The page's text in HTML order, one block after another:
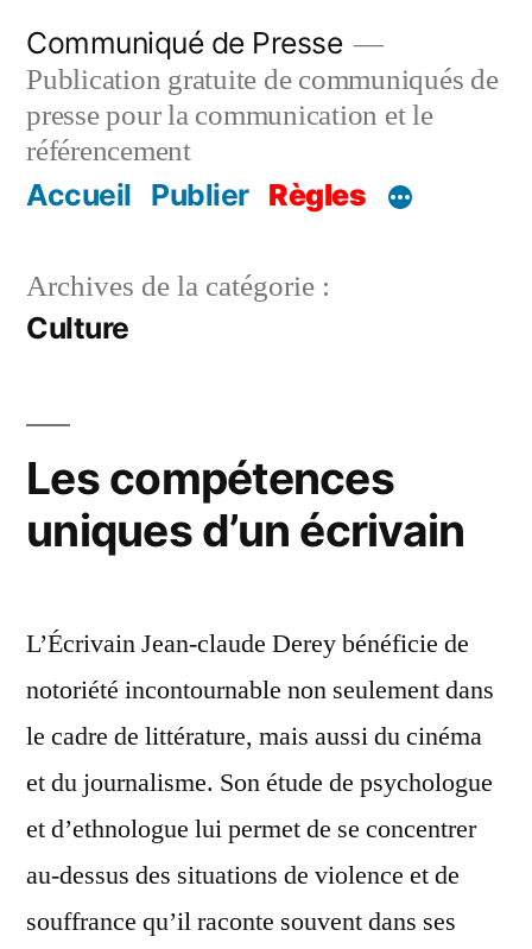
contenu
Communiqué de Presse
Publication gratuite de communiqués de
presse pour la communication et le
référencement
Accueil Publier Règles
Archives de la catégorie :
Culture
Les compétences
uniques d’un écrivain
L’Écrivain Jean-claude Derey bénéficie de
notoriété incontournable non seulement dans
le cadre de littérature, mais aussi du cinéma
et du journalisme. Son étude de psychologue
et d’ethnologue lui permet de se concentrer
au-dessus des situations de violence et de
souffrance qu’il raconte souvent dans ses